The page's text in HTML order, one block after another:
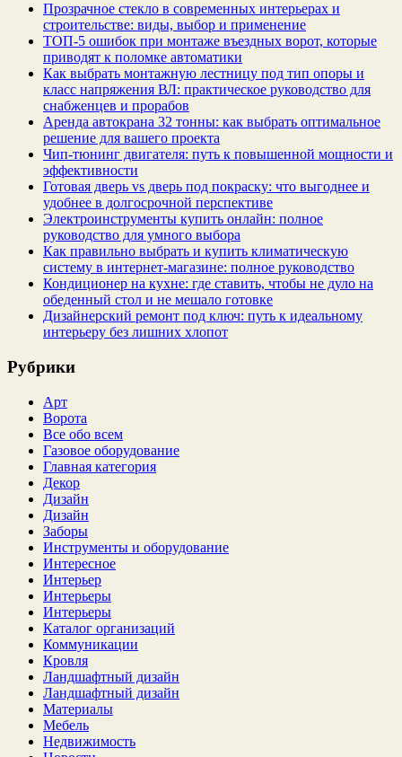
Прозрачное стекло в современных интерьерах и
строительстве: виды, выбор и применение
ТОП-5 ошибок при монтаже въездных ворот, которые
приводят к поломке автоматики
Как выбрать монтажную лестницу под тип опоры и
класс напряжения ВЛ: практическое руководство для
снабженцев и прорабов
Аренда автокрана 32 тонны: как выбрать оптимальное
решение для вашего проекта
Чип‑тюнинг двигателя: путь к повышенной мощности и
эффективности
Готовая дверь vs дверь под покраску: что выгоднее и
удобнее в долгосрочной перспективе
Электроинструменты купить онлайн: полное
руководство для умного выбора
Как правильно выбрать и купить климатическую
систему в интернет‑магазине: полное руководство
Кондиционер на кухне: где ставить, чтобы не дуло на
обеденный стол и не мешало готовке
Дизайнерский ремонт под ключ: путь к идеальному
интерьеру без лишних хлопот
Рубрики
Арт
Ворота
Все обо всем
Газовое оборудование
Главная категория
Декор
Дизайн
Дизайн
Заборы
Инструменты и оборудование
Интересное
Интерьер
Интерьеры
Интерьеры
Каталог организаций
Коммуникации
Кровля
Ландшафтный дизайн
Ландшафтный дизайн
Материалы
Мебель
Недвижимость